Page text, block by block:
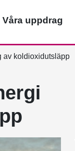
Våra uppdrag
av koldioxidutsläpp